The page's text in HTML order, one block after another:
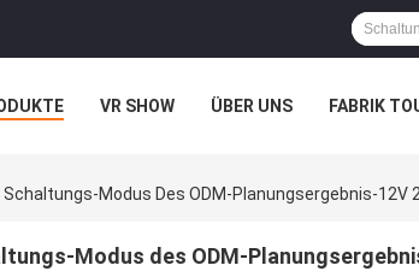
VR SHOW ÜBER UNS FABRIK
Schaltungs-Modus Des ODM-Planungsergebnis-12V
Modus des ODM-